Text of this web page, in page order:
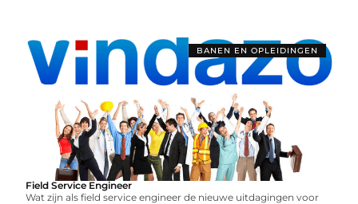
BANEN EN OPLEIDINGEN
Field Service Engineer
Wat zijn als field service engineer de nieuwe uitdagingen voor